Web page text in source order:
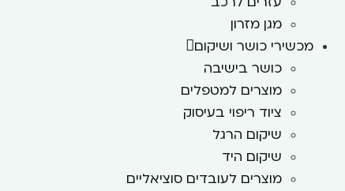
מגן מזרון
מכשירי כושר ושיקום
כושר בישיבה
מוצרים למטפלים
ציוד ריפוי בעיסוק
שיקום הרגל
שיקום היד
מוצרים לעובדים סוציאליים